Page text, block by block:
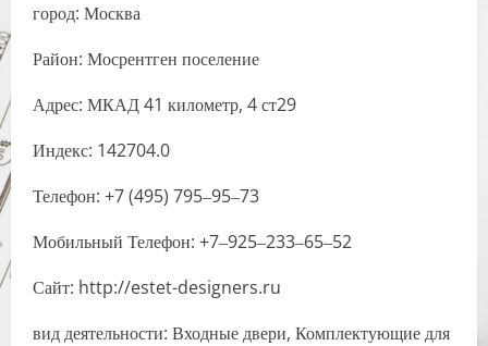
город: Москва
Район: Мосрентген поселение
Адрес: МКАД 41 километр, 4 ст29
Индекс: 142704.0
Телефон: +7 (495) 795‒95‒73
Мобильный Телефон: +7‒925‒233‒65‒52
Сайт: http://estet-designers.ru
вид деятельности: Входные двери, Комплектующие для